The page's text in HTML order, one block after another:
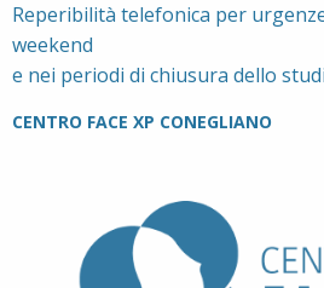
Reperibilità telefonica per
weekend
e nei periodi di chiusura dello
CENTRO FACE XP CONEGLIANO